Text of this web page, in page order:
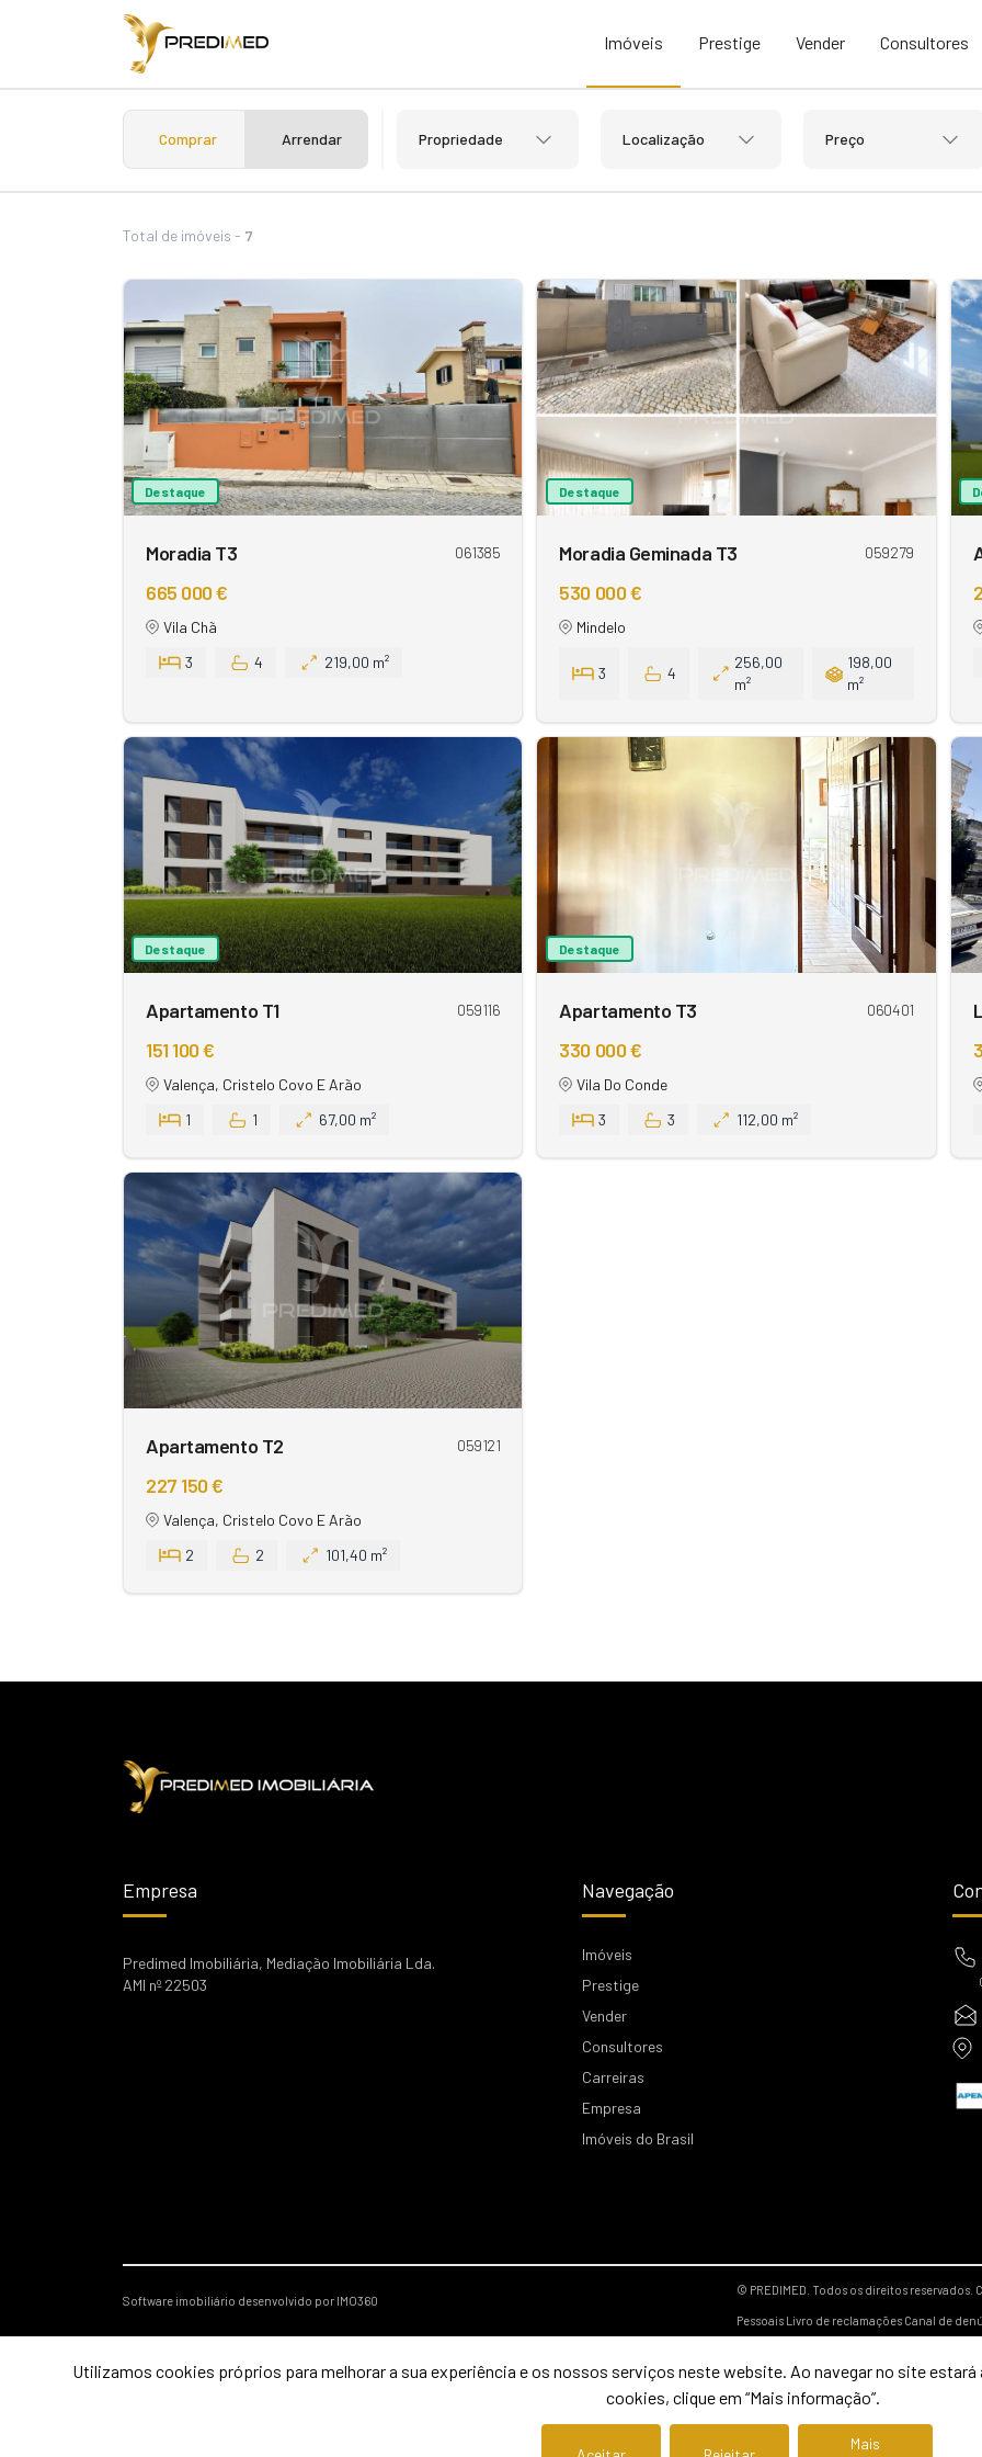
Imóveis Prestige Vender Consultores
Comprar Arrendar Propriedade Localização Preço
Total de imóveis - 7
Destaque
Moradia T3 061385
665 000 €
Vila Chã
3
4 219,00 m²
Destaque
Moradia Geminada T3 059279
530 000 €
Mindelo
3 4
256,00
m²
198,00
m²
Destaque
Apartamento T1 059116
151 100 €
Valença, Cristelo Covo E Arão
1
1 67,00 m²
Destaque
Apartamento T3 060401
330 000 €
Vila Do Conde
3
3 112,00 m²
Apartamento T2 059121
227 150 €
Valença, Cristelo Covo E Arão
2
2 101,40 m²
Empresa
Predimed Imobiliária, Mediação Imobiliária Lda.
AMI nº 22503
Navegação
Imóveis
Prestige
Vender
Consultores
Carreiras
Empresa
Imóveis do Brasil
Software imobiliário desenvolvido por IMO360
© PREDIMED. Todos os direitos reservados.
PessoaisLivro de reclamações Canal de
Utilizamos cookies próprios para melhorar a sua experiência e os nossos serviços neste website. Ao navegar no site
cookies, clique em “Mais informação”.
Mais